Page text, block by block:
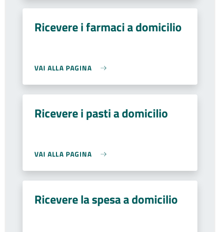
Ricevere i farmaci a domicilio
VAI ALLA PAGINA
Ricevere i pasti a domicilio
VAI ALLA PAGINA
Ricevere la spesa a domicilio